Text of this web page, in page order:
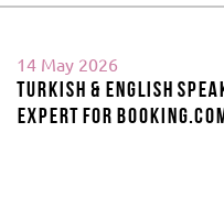
14 May 2026
Turkish & English
Expert for